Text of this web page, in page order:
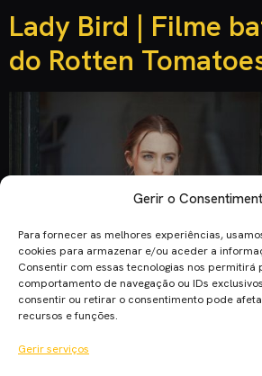
Gerir o
Para fornecer as melhores experiências,
cookies para armazenar e/ou aceder a
Consentir com essas tecnologias nos
comportamento de navegação ou IDs
consentir ou retirar o consentimento pode
recursos e funções.
Gerir serviços
Lady Bird | Filme
do Rotten